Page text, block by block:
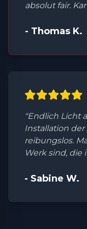
absolut fair.
- Thomas K.
"Endlich Licht
Installation
reibungslos.
Werk sind, die
- Sabine W.